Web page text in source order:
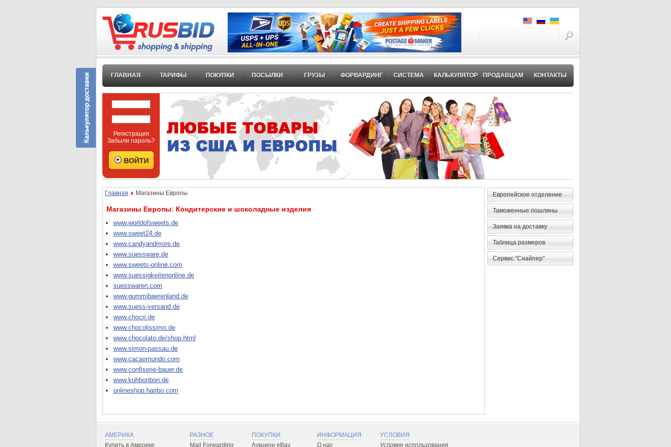
ГЛАВНАЯ ТАРИФЫ ПОКУПКИ ПОСЫЛКИ ГРУЗЫ ФОРВАРДИНГ СИСТЕМА КАЛЬКУЛЯТОР ПРОДАВЦАМ КОНТАКТЫ
Регистрация
Забыли пароль?
Главная Магазины Европы
Магазины Европы: Кондитерские и шоколадные изделия
www.worldofsweets.de
www.sweet24.de
www.candyandmore.de
www.suessware.de
www.sweets-online.com
www.suessigkeitenonline.de
suesswaren.com
www.gummibaerenland.de
www.suess-versand.de
www.chocri.de
www.chocolissimo.de
www.chocolato.de/shop.html
www.simon-passau.de
www.cacaomundo.com
www.confiserie-bauer.de
www.kuhbonbon.de
onlineshop.haribo.com
Европейское отделение
Таможенные пошлины
Заявка на доставку
Таблица размеров
Сервис "Снайпер"
АМЕРИКА
Купить в Америке
РАЗНОЕ
Mail Forwarding
ПОКУПКИ
Аукцион eBay
ИНФОРМАЦИЯ
О нас
УСЛОВИЯ
Условия использования